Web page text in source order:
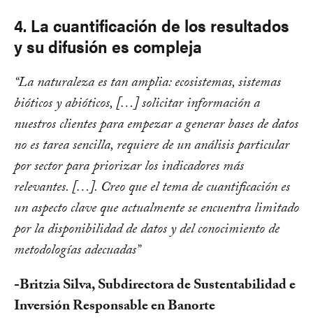
4. La cuantificación de los resultados
y su difusión es compleja
“La naturaleza es tan amplia: ecosistemas, sistemas
bióticos y abióticos, […] solicitar información a
nuestros clientes para empezar a generar bases de datos
no es tarea sencilla, requiere de un análisis particular
por sector para priorizar los indicadores más
relevantes. […]. Creo que el tema de cuantificación es
un aspecto clave que actualmente se encuentra limitado
por la disponibilidad de datos y del conocimiento de
metodologías adecuadas”
-Britzia Silva, Subdirectora de Sustentabilidad e
Inversión Responsable en Banorte